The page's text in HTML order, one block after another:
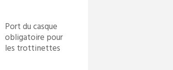
Port du casque
obligatoire pour
les trottinettes